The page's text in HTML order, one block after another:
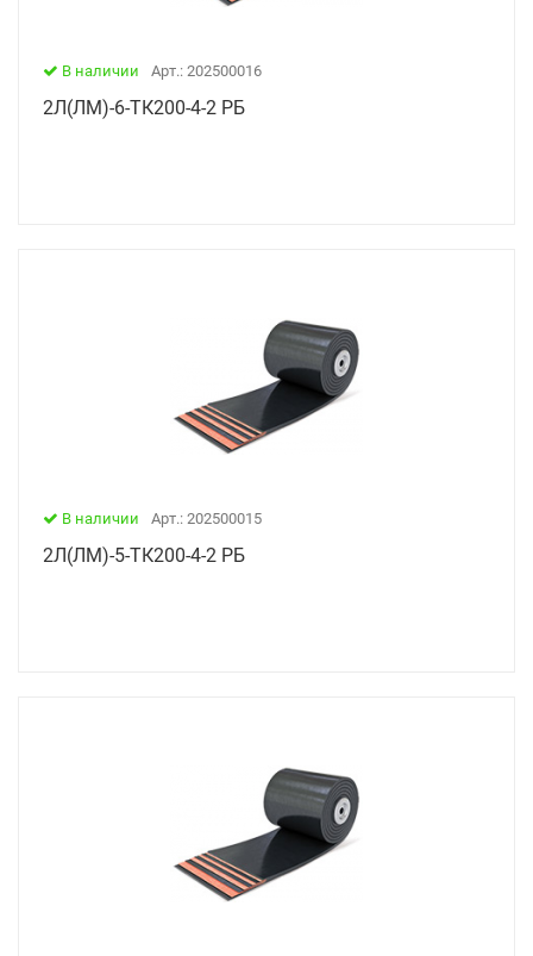
В наличии Арт.: 202500016
2Л(ЛМ)-6-ТК200-4-2 РБ
В наличии Арт.: 202500015
2Л(ЛМ)-5-ТК200-4-2 РБ